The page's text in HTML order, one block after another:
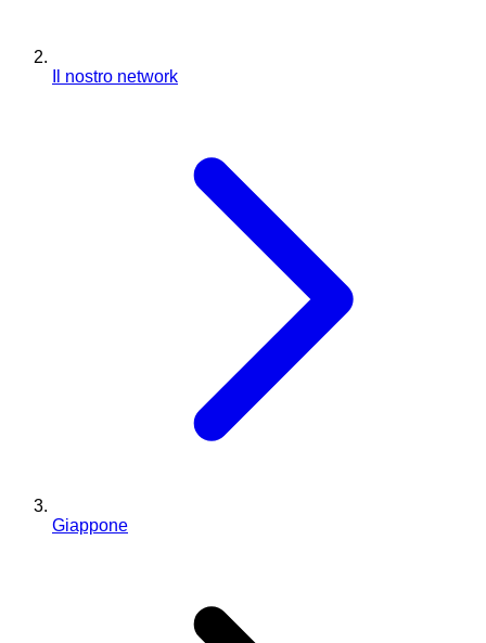
Il nostro network
Giappone